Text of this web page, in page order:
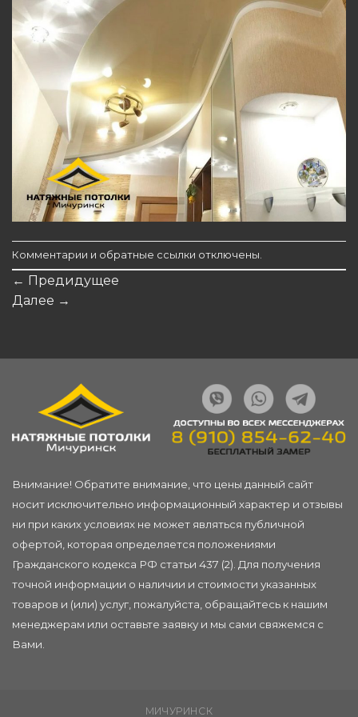
Комментарии и обратные ссылки отключены.
← Предидущее
Далее →
Внимание! Обратите внимание, что цены данный сайт
носит исключительно информационный характер и отзывы
ни при каких условиях не может являться публичной
офертой, которая определяется положениями
Гражданского кодекса РФ статьи 437 (2). Для получения
точной информации о наличии и стоимости указанных
товаров и (или) услуг, пожалуйста, обращайтесь к нашим
менеджерам или оставьте заявку и мы сами свяжемся с
Вами.
МИЧУРИНСК